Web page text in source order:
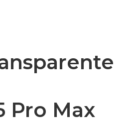
Pro Max